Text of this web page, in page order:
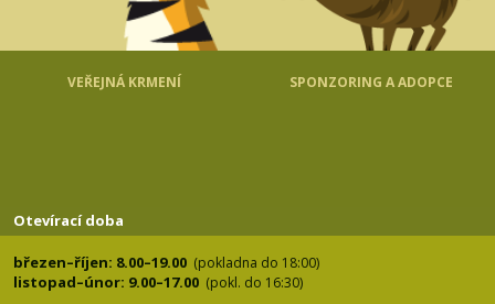
VEŘEJNÁ KRMENÍ SPONZORING A ADOPCE
Otevírací doba
březen–říjen: 8.00–19.00 (pokladna do 18:00)
listopad–únor: 9.00–17.00 (pokl. do 16:30)